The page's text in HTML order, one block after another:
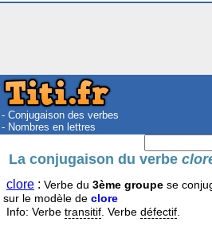
- Conjugaison des verbes
- Nombres en lettres
La conjugaison du verbe
clore : Verbe du 3ème groupe se
sur le modèle de clore
Info: Verbe transitif . Verbe défectif